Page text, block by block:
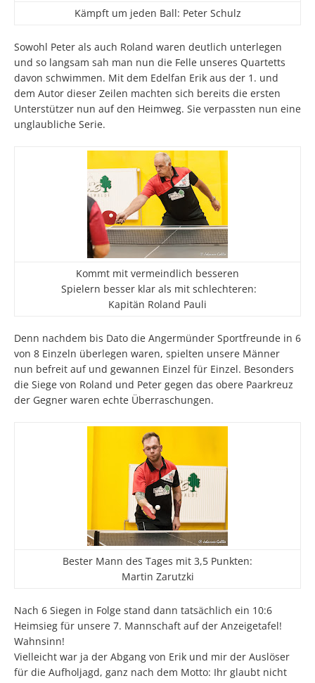
Kämpft um jeden Ball: Peter Schulz
Sowohl Peter als auch Roland waren deutlich unterlegen
und so langsam sah man nun die Felle unseres Quartetts
davon schwimmen. Mit dem Edelfan Erik aus der 1. und
dem Autor dieser Zeilen machten sich bereits die ersten
Unterstützer nun auf den Heimweg. Sie verpassten nun eine
unglaubliche Serie.
Kommt mit vermeindlich besseren
Spielern besser klar als mit schlechteren:
Kapitän Roland Pauli
Denn nachdem bis Dato die Angermünder Sportfreunde in 6
von 8 Einzeln überlegen waren, spielten unsere Männer
nun befreit auf und gewannen Einzel für Einzel. Besonders
die Siege von Roland und Peter gegen das obere Paarkreuz
der Gegner waren echte Überraschungen.
Bester Mann des Tages mit 3,5 Punkten:
Martin Zarutzki
Nach 6 Siegen in Folge stand dann tatsächlich ein 10:6
Heimsieg für unsere 7. Mannschaft auf der Anzeigetafel!
Wahnsinn!
Vielleicht war ja der Abgang von Erik und mir der Auslöser
für die Aufholjagd, ganz nach dem Motto: Ihr glaubt nicht